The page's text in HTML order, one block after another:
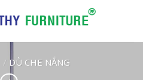
/ DÙ CHE NẮNG